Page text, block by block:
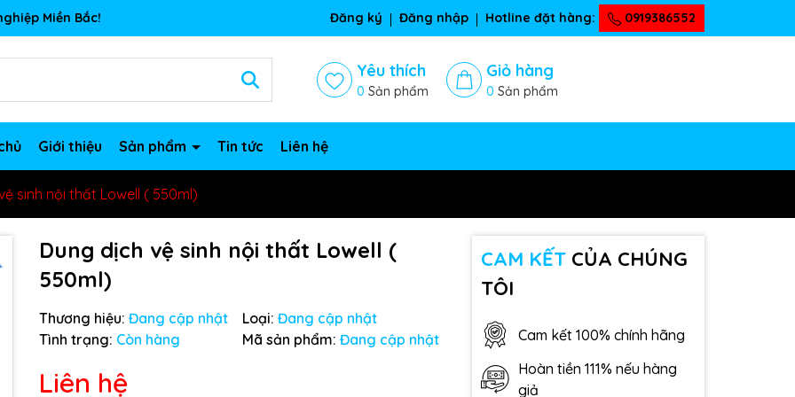
Miền Bắc! Đăng ký Đăng nhập Hotline đặt hàng: 0919386552
Yêu thích
0 Sản phẩm
Giỏ hàng
0 Sản phẩm
Giới thiệu Sản phẩm Tin tức Liên hệ
sinh nội thất Lowell ( 550ml)
Dung dịch vệ sinh nội thất Lowell (
550ml)
Thương hiệu: Đang cập nhật Loại: Đang cập nhật
Tình trạng: Còn hàng Mã sản phẩm: Đang cập nhật
Liên hệ
CAM KẾTCỦA CHÚNG
TÔI
Cam kết 100% chính hãng
Hoàn tiền 111% nếu hàng
giả